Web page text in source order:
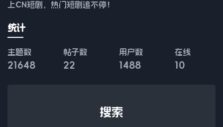
上CN短剧，热门短剧追不停！
统计
主题数
21648
帖子数
22
用户数
1488
在线
10
搜索